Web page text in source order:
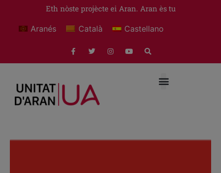
Eth nòste projècte ei Aran. Aran ès tu
Aranés Català Castellano